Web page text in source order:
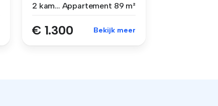
2 kamers Appartement 89 m²
€ 1.300 Bekijk meer